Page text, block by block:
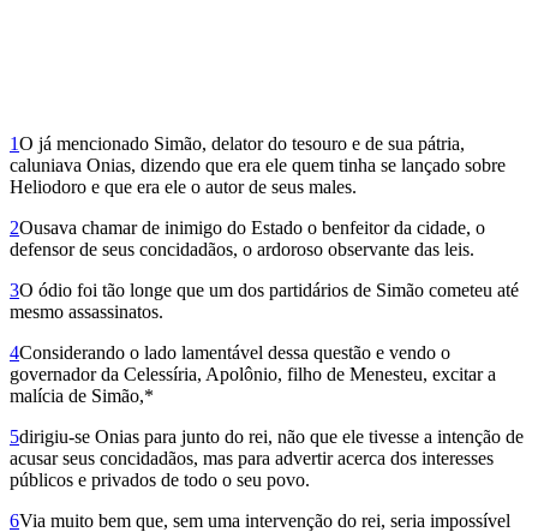
1O já mencionado Simão, delator do tesouro e de sua pátria,
caluniava Onias, dizendo que era ele quem tinha se lançado sobre
Heliodoro e que era ele o autor de seus males.
2Ousava chamar de inimigo do Estado o benfeitor da cidade, o
defensor de seus concidadãos, o ardoroso observante das leis.
3O ódio foi tão longe que um dos partidários de Simão cometeu até
mesmo assassinatos.
4Considerando o lado la­mentável dessa questão e vendo o
governador da Celessíria, Apo­lônio, filho de Menes­teu, excitar a
malícia de Simão,*
5dirigiu-se Onias para junto do rei, não que ele tivesse a intenção de
acusar seus conci­da­dãos, mas para advertir acerca dos interesses
públicos e privados de todo o seu povo.
6Via muito bem que, sem uma intervenção do rei, seria impossível